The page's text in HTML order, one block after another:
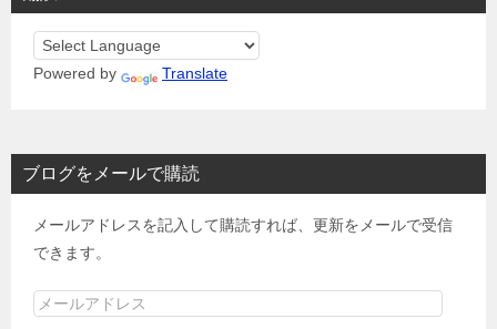
Powered by Translate
ブログをメールで購読
メールアドレスを記入して購読すれば、更新をメールで受信
できます。
メ